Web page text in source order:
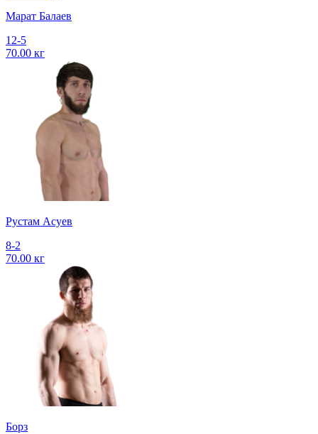
Марат Балаев
12-5
70.00 кг
Рустам Асуев
8-2
70.00 кг
Борз